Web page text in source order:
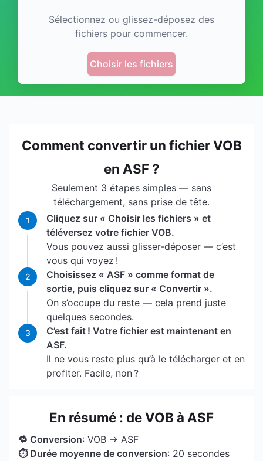
Sélectionnez ou glissez-déposez des
fichiers pour commencer.
Choisir les fichiers
Comment convertir un fichier VOB
en ASF ?
Seulement 3 étapes simples — sans
téléchargement, sans prise de tête.
1
Cliquez sur « Choisir les fichiers » et
téléversez votre fichier VOB.
Vous pouvez aussi glisser-déposer — c’est
vous qui voyez !
2
Choisissez « ASF » comme format de
sortie, puis cliquez sur « Convertir ».
On s’occupe du reste — cela prend juste
quelques secondes.
3
C’est fait ! Votre fichier est maintenant en
ASF.
Il ne vous reste plus qu’à le télécharger et en
profiter. Facile, non ?
En résumé : de VOB à ASF
🔁 Conversion: VOB → ASF
⏱ Durée moyenne de conversion: 20 secondes